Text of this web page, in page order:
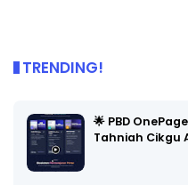
TRENDING!
🌟 PBD
Tahniah Cikgu